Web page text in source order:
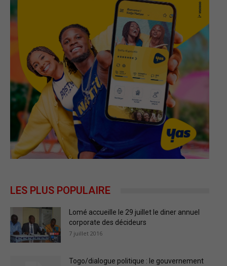
LES PLUS POPULAIRE
Lomé accueille le 29 juillet le diner annuel
corporate des décideurs
7 juillet 2016
Togo/dialogue politique : le gouvernement